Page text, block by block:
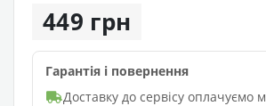
449 грн
Гарантія і повернення
Доставку до сервісу оплачуємо